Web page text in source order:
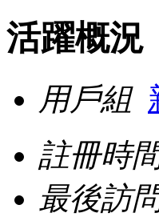
活躍概況
用戶組
註冊時
最後訪